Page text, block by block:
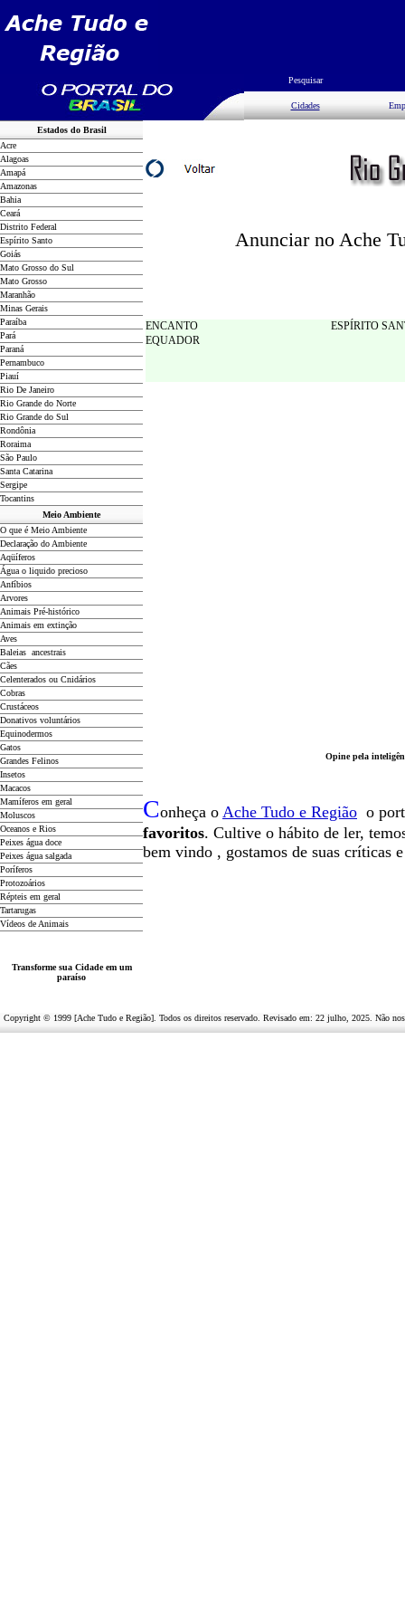
Pesquisar
Cidades
Estados do Brasil
Acre
Alagoas
Amapá
Amazonas
Bahia
Ceará
Distrito Federal
Espírito Santo
Goiás
Mato Grosso do Sul
Mato Grosso
Maranhão
Minas Gerais
Paraíba
Pará
Paraná
Pernambuco
Piauí
Rio De Janeiro
Rio Grande do Norte
Rio Grande do Sul
Rondônia
Roraima
São Paulo
Santa Catarina
Sergipe
Tocantins
Meio Ambiente
O que é Meio Ambiente
Declaração do Ambiente
Aqüíferos
Água o liquido precioso
Anfíbios
Arvores
Animais Pré-histórico
Animais em extinção
Aves
Baleias ancestrais
Cães
Celenterados ou Cnidários
Cobras
Crustáceos
Donativos voluntários
Equinodermos
Gatos
Grandes Felinos
Insetos
Macacos
Mamíferos em geral
Moluscos
Oceanos e Rios
Peixes água doce
Peixes água salgada
Poríferos
Protozoários
Répteis em geral
Tartarugas
Vídeos de Animais
Transforme sua Cidade em um
paraíso
Anunciar no Ache
ENCANTO
ESPÍRITO
EQUADOR
Opine pela
Conheça o Ache Tudo e Região o
favoritos. Cultive o hábito de ler,
bem vindo , gostamos de suas críticas
Copyright © 1999 [Ache Tudo e Região]. Todos os direitos reservado. Revisado em: 22 julho, 2025 . Não